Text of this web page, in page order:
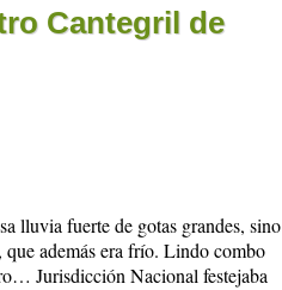
Cantegril de
lluvia fuerte de gotas grandes, sino
que además era frío. Lindo combo
Jurisdicción Nacional festejaba